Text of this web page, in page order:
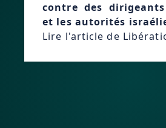
contre des
et les autorités
Lire l'article de